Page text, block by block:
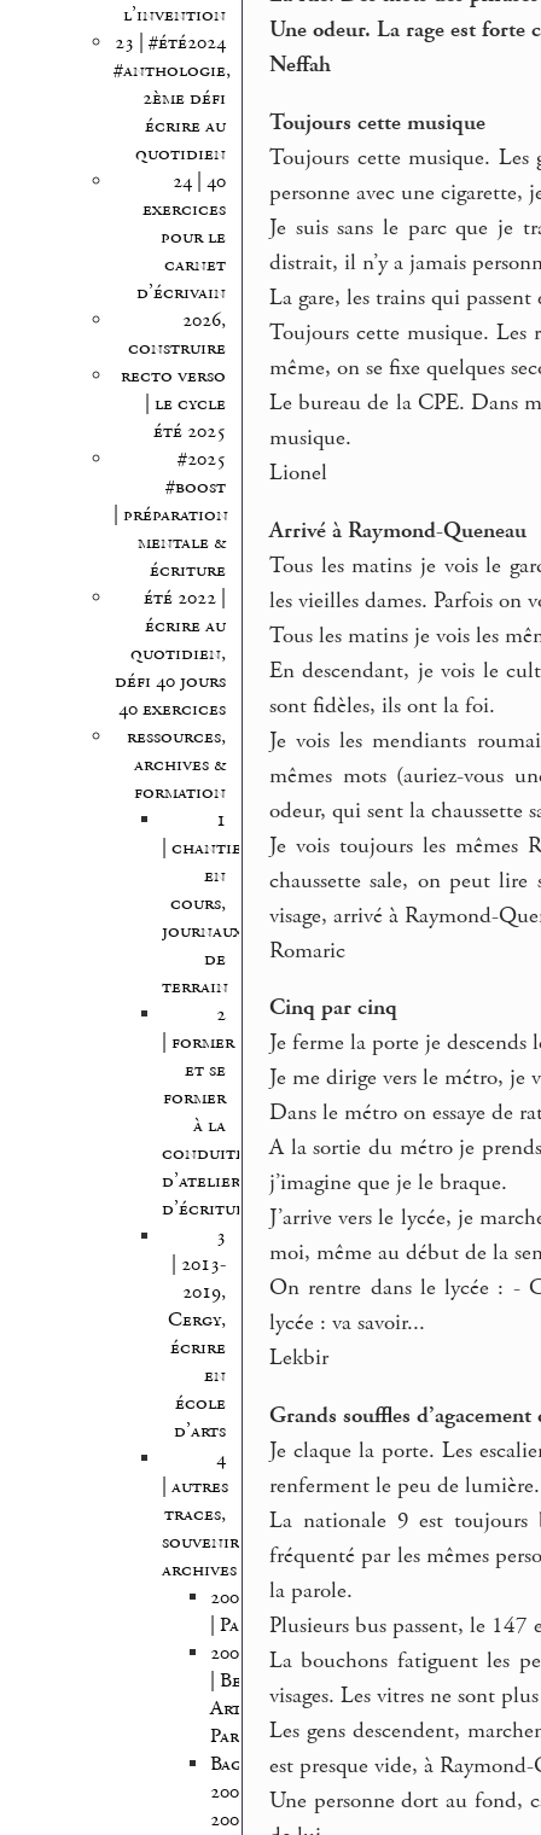
l’invention
23 | #été2024
#anthologie,
2ème défi
écrire au
quotidien
24 | 40
exercices
pour le
carnet
d’écrivain
2026,
construire
recto verso
| le cycle
été 2025
#2025
#boost
| préparation
mentale &
écriture
été 2022 |
écrire au
quotidien,
défi 40 jours
40 exercices
ressources,
archives &
formation
1
| chantiers
en
cours,
journaux
de
terrain
2
| former
et se
former
à la
conduite
d’atelier
d’écriture
3
| 2013-
2019,
Cergy,
écrire
en
école
d’arts
4
| autres
traces,
souvenirs,
archives
2005/2006
| Pantin
2005/2007
| Beaux
Arts
Paris
Bagnolet
2008-
2009
Une odeur. La rage est forte
Neffah
Toujours cette musique
Toujours cette musique. Les
personne avec une cigarette,
Je suis sans le parc que je
distrait, il n’y a jamais
La gare, les trains qui
Toujours cette musique. Les
même, on se fixe quelques
Le bureau de la CPE. Dans
musique.
Lionel
Arrivé à Raymond-Queneau
Tous les matins je vois le
les vieilles dames. Parfois on
Tous les matins je vois les
En descendant, je vois le
sont fidèles, ils ont la foi.
Je vois les mendiants
mêmes mots (auriez-vous
odeur, qui sent la chaussette
Je vois toujours les mêmes
chaussette sale, on peut lire
visage, arrivé à Raymond-
Romaric
Cinq par cinq
Je ferme la porte je
Je me dirige vers le métro, je
Dans le métro on essaye de
A la sortie du métro je
j’imagine que je le braque.
J’arrive vers le lycée, je
moi, même au début de la
On rentre dans le lycée : -
lycée : va savoir...
Lekbir
Grands souffles d’agacement
Je claque la porte. Les
renferment le peu de lumière.
La nationale 9 est toujours
fréquenté par les mêmes
la parole.
Plusieurs bus passent, le 147
La bouchons fatiguent les
visages. Les vitres ne sont
Les gens descendent,
est presque vide, à
Une personne dort au fond,